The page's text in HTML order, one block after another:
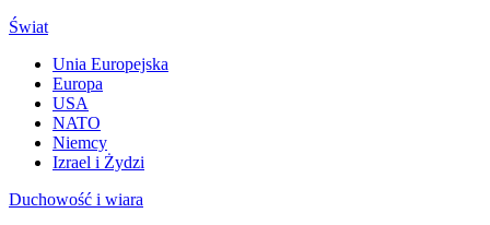
Świat
Unia Europejska
Europa
USA
NATO
Niemcy
Izrael i Żydzi
Duchowość i wiara